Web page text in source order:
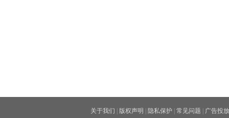
关于我们 版权声明 隐私保护 常见问题
广告投放